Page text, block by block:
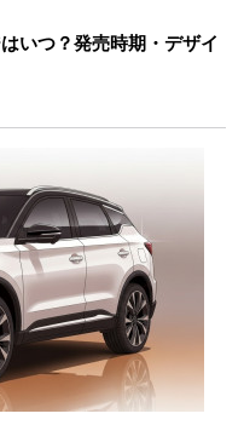
いつ？発売時期・デザイ